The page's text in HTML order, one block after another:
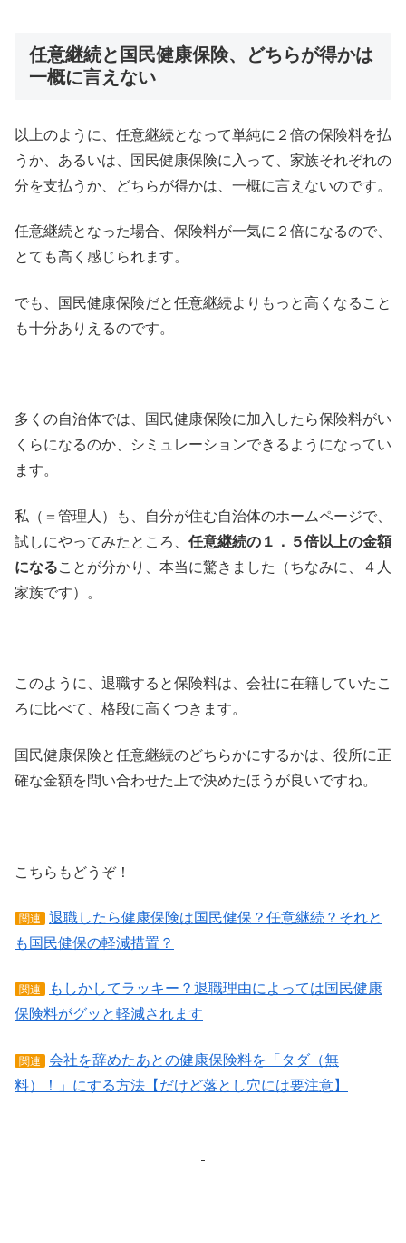
任意継続と国民健康保険、どちらが得かは
一概に言えない
以上のように、任意継続となって単純に２倍の保険料を払
うか、あるいは、国民健康保険に入って、家族それぞれの
分を支払うか、どちらが得かは、一概に言えないのです。
任意継続となった場合、保険料が一気に２倍になるので、
とても高く感じられます。
でも、国民健康保険だと任意継続よりもっと高くなること
も十分ありえるのです。
多くの自治体では、国民健康保険に加入したら保険料がい
くらになるのか、シミュレーションできるようになってい
ます。
私（＝管理人）も、自分が住む自治体のホームページで、
試しにやってみたところ、 任意継続の１．５倍以上の金額
になることが分かり、本当に驚きました（ちなみに、４人
家族です）。
このように、退職すると保険料は、会社に在籍していたこ
ろに比べて、格段に高くつきます。
国民健康保険と任意継続のどちらかにするかは、役所に正
確な金額を問い合わせた上で決めたほうが良いですね。
こちらもどうぞ！
関連
退職したら健康保険は国民健保？任意継続？それと
も国民健保の軽減措置？
関連
もしかしてラッキー？退職理由によっては国民健康
保険料がグッと軽減されます
関連
会社を辞めたあとの健康保険料を「タダ（無
料）！」にする方法【だけど落とし穴には要注意】